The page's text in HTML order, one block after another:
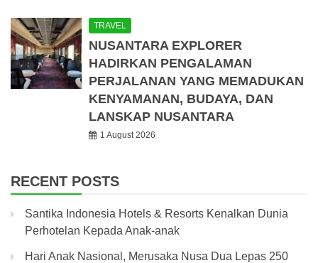
TRAVEL
NUSANTARA EXPLORER
HADIRKAN PENGALAMAN
PERJALANAN YANG MEMADUKAN
KENYAMANAN, BUDAYA, DAN
LANSKAP NUSANTARA
1 August 2026
RECENT POSTS
Santika Indonesia Hotels & Resorts Kenalkan Dunia
Perhotelan Kepada Anak-anak
Hari Anak Nasional, Merusaka Nusa Dua Lepas 250